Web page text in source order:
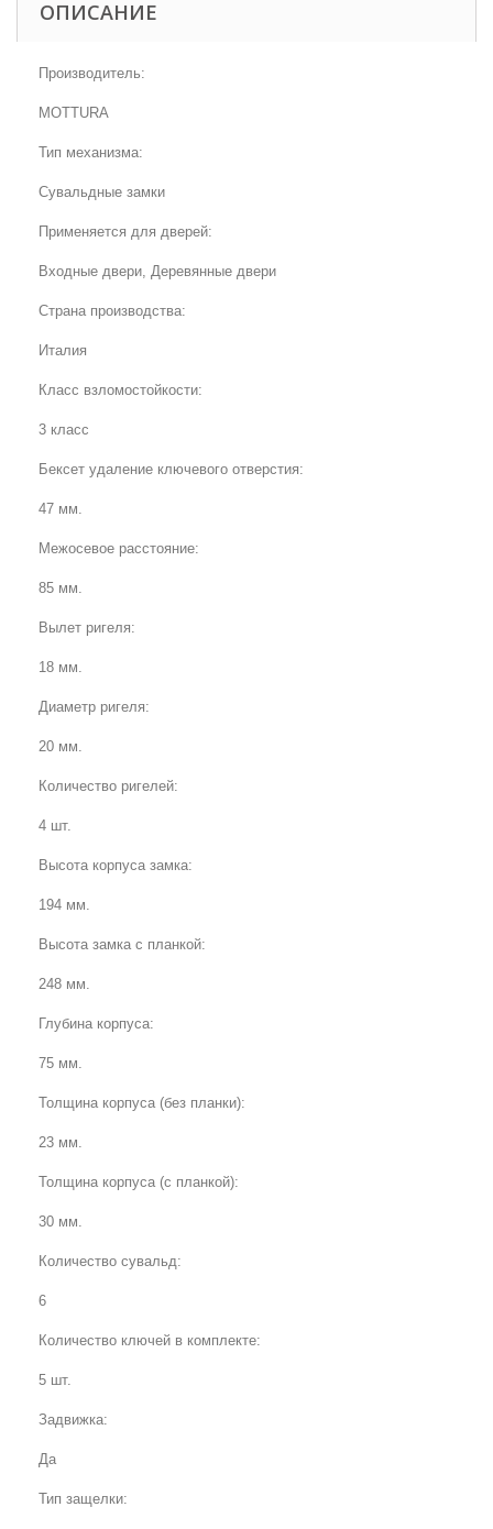
ОПИСАНИЕ
Производитель:
MOTTURA
Тип механизма:
Сувальдные замки
Применяется для дверей:
Входные двери, Деревянные двери
Страна производства:
Италия
Класс взломостойкости:
3 класс
Бексет удаление ключевого отверстия:
47 мм.
Межосевое расстояние:
85 мм.
Вылет ригеля:
18 мм.
Диаметр ригеля:
20 мм.
Количество ригелей:
4 шт.
Высота корпуса замка:
194 мм.
Высота замка с планкой:
248 мм.
Глубина корпуса:
75 мм.
Толщина корпуса (без планки):
23 мм.
Толщина корпуса (с планкой):
30 мм.
Количество сувальд:
6
Количество ключей в комплекте:
5 шт.
Задвижка:
Да
Тип защелки: